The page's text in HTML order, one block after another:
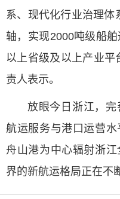
系、现代化行业治理体
轴，实现2000吨级船
以上省级及以上产业平
责人表示。
放眼今日浙江，完
航运服务与港口运营
舟山港为中心辐射浙
界的新航运格局正在不